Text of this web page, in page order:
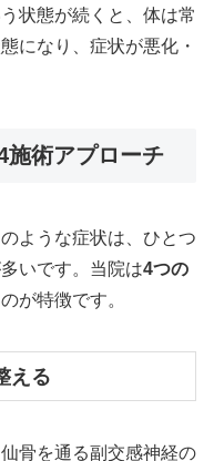
状態が続くと、体は常
になり、症状が悪化・
施術アプローチ
ような症状は、ひとつ
いです。当院は4つの
のが特徴です。
える
骨を通る副交感神経の